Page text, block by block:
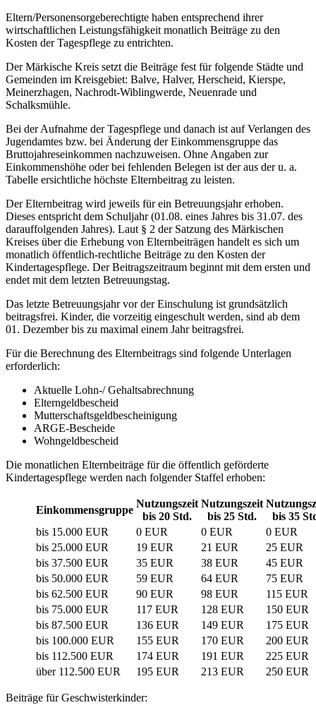
Eltern/Personensorgeberechtigte haben entsprechend ihrer
wirtschaftlichen Leistungsfähigkeit monatlich Beiträge zu den
Kosten der Tagespflege zu entrichten.
Der Märkische Kreis setzt die Beiträge fest für folgende Städte und
Gemeinden im Kreisgebiet: Balve, Halver, Herscheid, Kierspe,
Meinerzhagen, Nachrodt-Wiblingwerde, Neuenrade und
Schalksmühle.
Bei der Aufnahme der Tagespflege und danach ist auf Verlangen des
Jugendamtes bzw. bei Änderung der Einkommensgruppe das
Bruttojahreseinkommen nachzuweisen. Ohne Angaben zur
Einkommenshöhe oder bei fehlenden Belegen ist der aus der u. a.
Tabelle ersichtliche höchste Elternbeitrag zu leisten.
Der Elternbeitrag wird jeweils für ein Betreuungsjahr erhoben.
Dieses entspricht dem Schuljahr (01.08. eines Jahres bis 31.07. des
darauffolgenden Jahres). Laut § 2 der Satzung des Märkischen
Kreises über die Erhebung von Elternbeiträgen handelt es sich um
monatlich öffentlich-rechtliche Beiträge zu den Kosten der
Kindertagespflege. Der Beitragszeitraum beginnt mit dem ersten und
endet mit dem letzten Betreuungstag.
Das letzte Betreuungsjahr vor der Einschulung ist grundsätzlich
beitragsfrei. Kinder, die vorzeitig eingeschult werden, sind ab dem
01. Dezember bis zu maximal einem Jahr beitragsfrei.
Für die Berechnung des Elternbeitrags sind folgende Unterlagen
erforderlich:
Aktuelle Lohn-/ Gehaltsabrechnung
Elterngeldbescheid
Mutterschaftsgeldbescheinigung
ARGE-Bescheide
Wohngeldbescheid
Die monatlichen Elternbeiträge für die öffentlich geförderte
Kindertagespflege werden nach folgender Staffel erhoben:
Einkommensgruppe
Nutzungszeit
bis 20 Std.
Nutzungszeit
bis 25 Std.
bis 35
bis 15.000 EUR
0 EUR 0 EUR
0 EUR
bis 25.000 EUR
19 EUR 21 EUR
25 EUR
bis 37.500 EUR
35 EUR 38 EUR
45 EUR
bis 50.000 EUR
59 EUR 64 EUR
75 EUR
bis 62.500 EUR
90 EUR 98 EUR
115 EUR
bis 75.000 EUR
117 EUR 128 EUR
150 EUR
bis 87.500 EUR
136 EUR 149 EUR
175 EUR
bis 100.000 EUR
155 EUR 170 EUR
200 EUR
bis 112.500 EUR
174 EUR 191 EUR
225 EUR
über 112.500 EUR
195 EUR 213 EUR 250 EUR
Beiträge für Geschwisterkinder: